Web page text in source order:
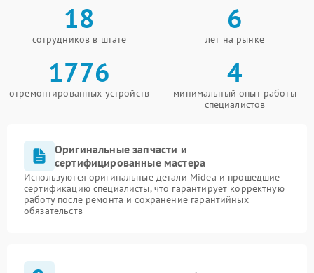
18
сотрудников в штате
6
лет на рынке
1776
отремонтированных устройств
4
минимальный опыт работы
специалистов
Оригинальные запчасти и
сертифицированные мастера
Используются оригинальные детали Midea и прошедшие
сертификацию специалисты, что гарантирует корректную
работу после ремонта и сохранение гарантийных
обязательств